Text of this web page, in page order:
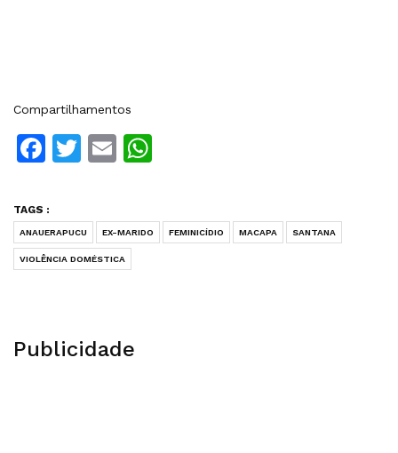
Compartilhamentos
Facebook
Twitter
Email
TAGS :
ANAUERAPUCU EX-MARIDO FEMINICÍDIO MACAPA SANTANA
VIOLÊNCIA DOMÉSTICA
Publicidade